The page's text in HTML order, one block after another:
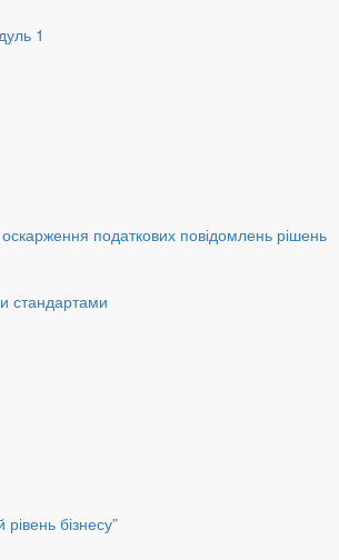
1
оскарження податкових повідомлень рішень
стандартами
бізнесу”